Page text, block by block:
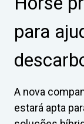
para
A nova
estará apta